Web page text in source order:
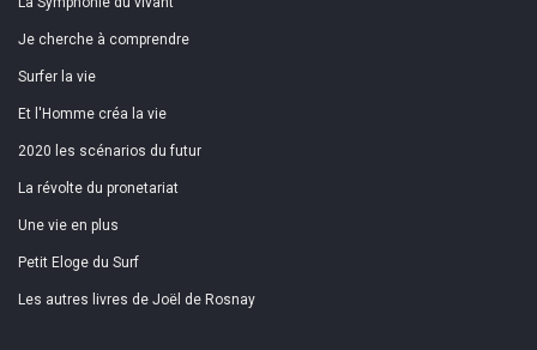
Je cherche à comprendre
Surfer la vie
Et l'Homme créa la vie
2020 les scénarios du futur
La révolte du pronetariat
Une vie en plus
Petit Eloge du Surf
Les autres livres de Joël de Rosnay